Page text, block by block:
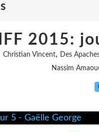
2015:
Christian Vincent, Des
Nassim